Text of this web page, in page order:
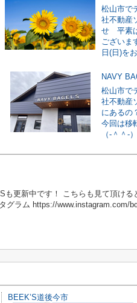
松山市で
社不動産
せ 平素
ございま
日(日)を
NAVY
松山市で
社不動産
にあるの
今回は移
（‐＾＾‐
更新中です！ こちらも見て頂ける
グラム https://www.instagram.com/
BEEK’S道後今市